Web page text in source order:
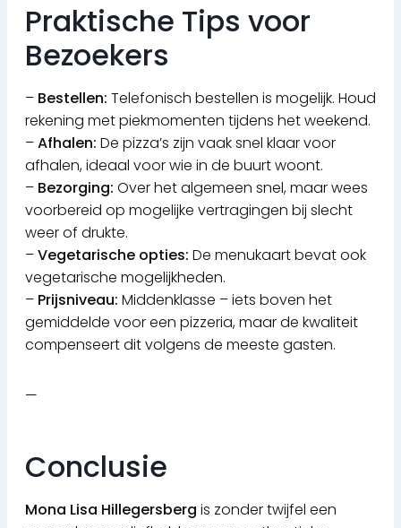
Praktische Tips voor
Bezoekers
– Bestellen: Telefonisch bestellen is mogelijk. Houd
rekening met piekmomenten tijdens het weekend.
–Afhalen: De pizza’s zijn vaak snel klaar voor
afhalen, ideaal voor wie in de buurt woont.
– Bezorging: Over het algemeen snel, maar wees
voorbereid op mogelijke vertragingen bij slecht
weer of drukte.
–Vegetarische opties: De menukaart bevat ook
vegetarische mogelijkheden.
– Prijsniveau: Middenklasse – iets boven het
gemiddelde voor een pizzeria, maar de kwaliteit
compenseert dit volgens de meeste gasten.
—
Conclusie
Mona Lisa Hillegersberg is zonder twijfel een